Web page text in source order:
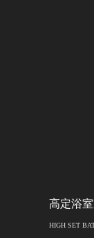
高定浴
HIGH SET